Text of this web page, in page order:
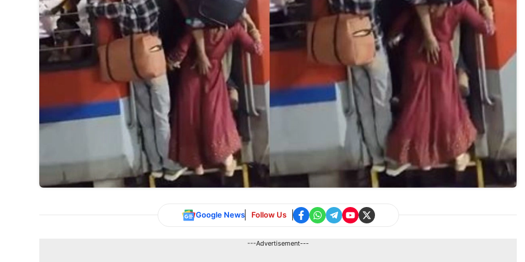
Google News Follow Us
---Advertisement---